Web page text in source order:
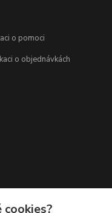
o pomoci
o objednávkách
cookies?